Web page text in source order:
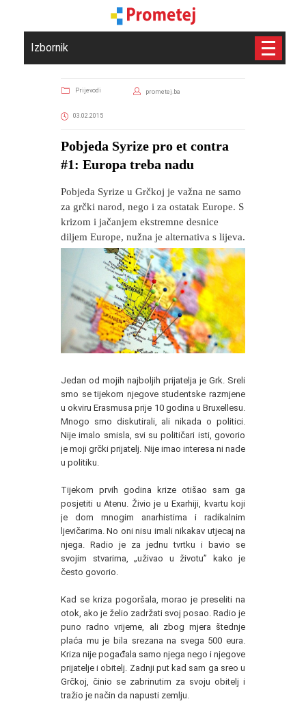
Izbornik
Prijevodi prometej.ba
03.02.2015
Pobjeda Syrize pro et contra
#1: Europa treba nadu
Pobjeda Syrize u Grčkoj je važna ne samo
za grčki narod, nego i za ostatak Europe. S
krizom i jačanjem ekstremne desnice
diljem Europe, nužna je alternativa s lijeva.
Jedan od mojih najboljih prijatelja je Grk. Sreli
smo se tijekom njegove studentske razmjene
u okviru Erasmusa prije 10 godina u Bruxellesu.
Mnogo smo diskutirali, ali nikada o politici.
Nije imalo smisla, svi su političari isti, govorio
je moji grčki prijatelj. Nije imao interesa ni nade
u politiku.
Tijekom prvih godina krize otišao sam ga
posjetiti u Atenu. Živio je u Exarhiji, kvartu koji
je dom mnogim anarhistima i radikalnim
ljevičarima. No oni nisu imali nikakav utjecaj na
njega. Radio je za jednu tvrtku i bavio se
svojim stvarima, „uživao u životu” kako je
često govorio.
Kad se kriza pogoršala, morao je preseliti na
otok, ako je želio zadržati svoj posao. Radio je
puno radno vrijeme, ali zbog mjera štednje
plaća mu je bila srezana na svega 500 eura.
Kriza nije pogađala samo njega nego i njegove
prijatelje i obitelj. Zadnji put kad sam ga sreo u
Grčkoj, činio se zabrinutim za svoju obitelj i
tražio je način da napusti zemlju.